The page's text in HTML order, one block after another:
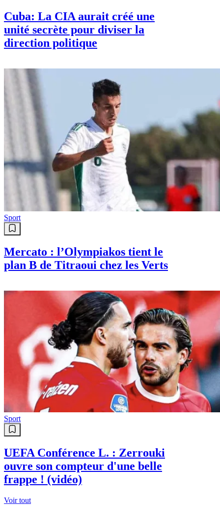
Cuba: La CIA aurait créé une
unité secrète pour diviser la
direction politique
Sport
Mercato : l’Olympiakos tient le
plan B de Titraoui chez les Verts
Sport
UEFA Conférence L. : Zerrouki
ouvre son compteur d'une belle
frappe ! (vidéo)
Voir tout